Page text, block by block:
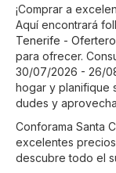
¡Comprar a
Aquí encontrará
Tenerife -
para ofrecer.
30/07/2026 - 26/
hogar y planifique
dudes y
Conforama Santa
excelentes
descubre todo el